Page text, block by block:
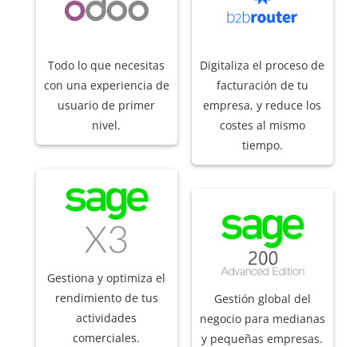
Todo lo que necesitas
con una experiencia de
usuario de primer
nivel.
Gestiona y optimiza el
rendimiento de tus
actividades
comerciales.
Digitaliza el proceso de
facturación de tu
empresa, y reduce los
costes al mismo
tiempo.
Gestión global del
negocio para medianas
y pequeñas empresas.